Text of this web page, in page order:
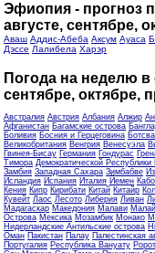
Эфиопия - прогноз
августе, сентябре,
Аваш Аддис-Абеба Аксум Ауаса
Дэссе Лалибела Харэр
Погода на неделю в
сентябре, октябре,
Австралия Австрия Албания Алжир
Афганистан Багамские острова
Боливия Босния и Герцеговина
Великобритания Венгрия Венесуэла
Гвинея-Бисау Германия Гондурас
Тимора Демократической Республики
Замбия Западная Сахара Зимбабве
Исландия Испания Италия Йемен
Кения Кипр Кирибати Китай Китайр
Кувейт Лаос Лесото Либерия Ливан
Мадагаскар Македония Малави
Острова Мексика Мозамбик Монако
Нидерландские Антильские острова
Оман Пакистан Палау Палестинская
Португалия Республика Вануату